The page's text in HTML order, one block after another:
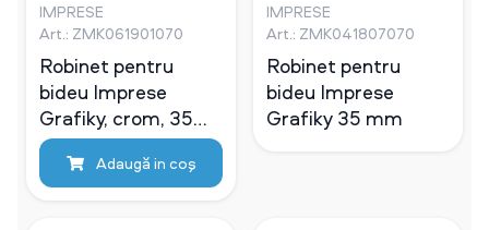
IMPRESE
Art.: ZMK061901070
Robinet pentru
bideu Imprese
Grafiky, crom, 35
mm
Adaugă in coş
IMPRESE
Art.: ZMK041807070
Robinet pentru
bideu Imprese
Grafiky 35 mm